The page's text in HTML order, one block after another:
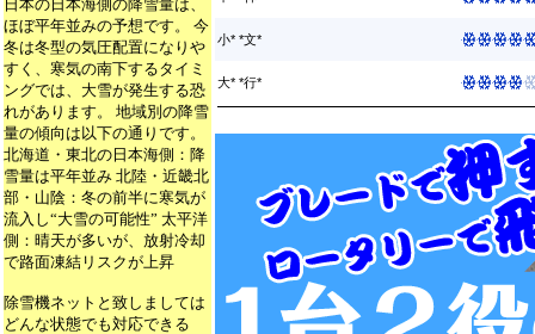
日本の日本海側の降雪量は、
ほぼ平年並みの予想です。 今
冬は冬型の気圧配置になりや
すく、寒気の南下するタイミ
ングでは、大雪が発生する恐
れがあります。 地域別の降雪
量の傾向は以下の通りです。
北海道・東北の日本海側：降
雪量は平年並み 北陸・近畿北
部・山陰：冬の前半に寒気が
流入し“大雪の可能性” 太平洋
側：晴天が多いが、放射冷却
で路面凍結リスクが上昇
除雪機ネットと致しましては
どんな状態でも対応できる
小* *文*
大* *行*